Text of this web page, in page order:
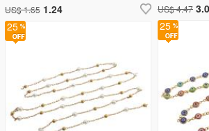
US$ 4.47
25
US$ 1.65 1.24
25